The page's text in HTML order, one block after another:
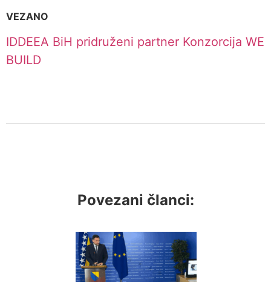
VEZANO
IDDEEA BiH pridruženi partner Konzorcija WE
BUILD
Povezani članci: